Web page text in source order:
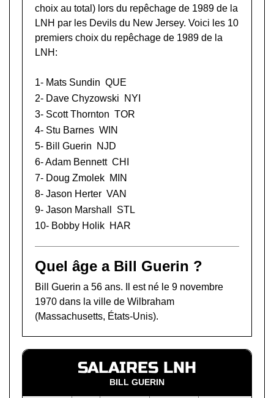
choix au total) lors du repêchage de 1989 de la
LNH par les Devils du New Jersey. Voici les 10
premiers choix du repêchage de 1989 de la
LNH:
1- Mats Sundin QUE
2- Dave Chyzowski
NYI
3- Scott Thornton TOR
4- Stu Barnes WIN
5- Bill Guerin
NJD
6-Adam Bennett CHI
7- Doug Zmolek MIN
8- Jason Herter VAN
9- Jason Marshall
STL
10- Bobby Holik HAR
Quel âge a Bill Guerin ?
Bill Guerin a 56 ans. Il est né le 9 novembre
1970 dans la ville de Wilbraham
(Massachusetts, États-Unis).
SALAIRES LNH
BILL GUERIN